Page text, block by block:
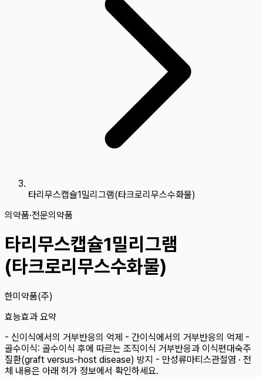
타리무스캡슐1밀리그램(타크로리무스수화물)
의약품·전문의약품
타리무스캡슐1밀리그램
(타크로리무스수화물)
한미약품(주)
효능효과 요약
- 신이식에서의 거부반응의 억제 - 간이식에서의 거부반응의 억제 -
골수이식: 골수이식 후에 따르는 조직이식 거부반응과 이식편대숙주
질환(graft versus-host disease) 방지 - 만성류마티스관절염 · 전
체 내용은 아래 허가 정보에서 확인하세요.